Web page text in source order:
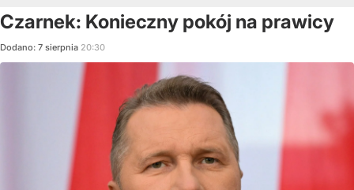
Czarnek: Konieczny pokój na prawicy
Dodano: 7 sierpnia 20:30